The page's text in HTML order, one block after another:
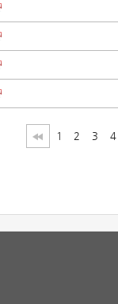
1 2 3 4